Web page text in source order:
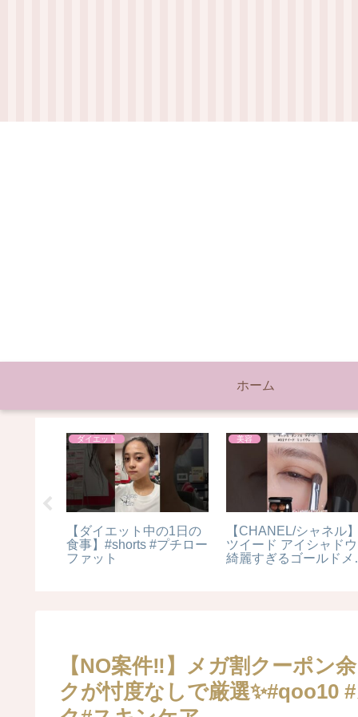
ホーム
ダイエット
【ダイエット中の1日の
食事】#shorts #プチロー
ファット
美容
【CHANEL/シャネル
ツイード アイシャドウ
綺麗すぎるゴールドメ
【NO案件‼️】メガ割クーポン
クが忖度なしで厳選✨#qoo10